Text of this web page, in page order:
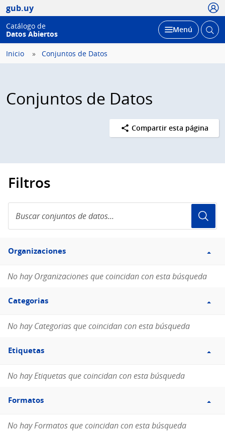
gub.uy
Catálogo de
Datos Abiertos
Desplegar
Menú Abrir
Inicio Conjuntos de Datos
Conjuntos de Datos
Compartir esta página
Filtros
conjuntos
de
Filtro
Organizaciones
Organizaciones
No hay Organizaciones que coincidan con esta búsqueda
Filtro
Categorias
Categorias
No hay Categorias que coincidan con esta búsqueda
Filtro
Etiquetas
Etiquetas
No hay Etiquetas que coincidan con esta búsqueda
Filtro
Formatos
Formatos
No hay Formatos que coincidan con esta búsqueda